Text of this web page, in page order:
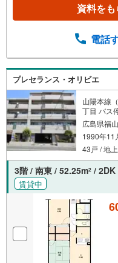
資料をも
電話
プレセランス・オリビエ
山陽本線
丁目 バス
広島県福
1990年11
43戸 / 地
3階 / 南東 / 52.25m2 / 2DK
賃貸中